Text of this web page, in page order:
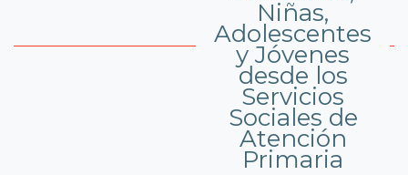
Niñas,
Adolescentes
y Jóvenes
desde los
Servicios
Sociales de
Atención
Primaria